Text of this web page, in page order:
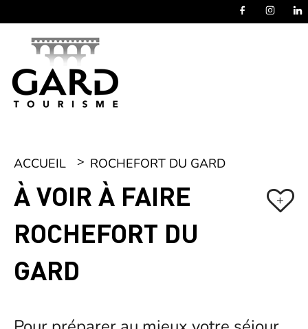
ACCUEIL ROCHEFORT DU GARD
À VOIR À FAIRE
ROCHEFORT DU
GARD
+